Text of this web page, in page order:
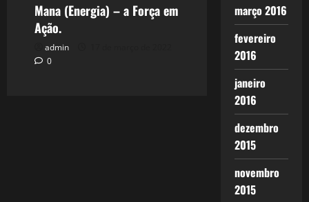
Mana (Energia) – a Força em
Ação.
admin
0
março 2016
fevereiro
2016
janeiro
2016
dezembro
2015
novembro
2015